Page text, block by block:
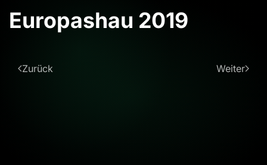
Europashau 2019
Zurück Weiter